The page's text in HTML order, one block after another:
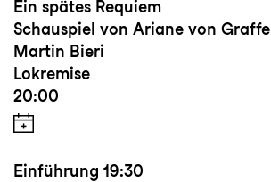
Ein spätes Requiem
Schauspiel von Ariane von
Martin Bieri
Lokremise
20:00
Einführung 19:30